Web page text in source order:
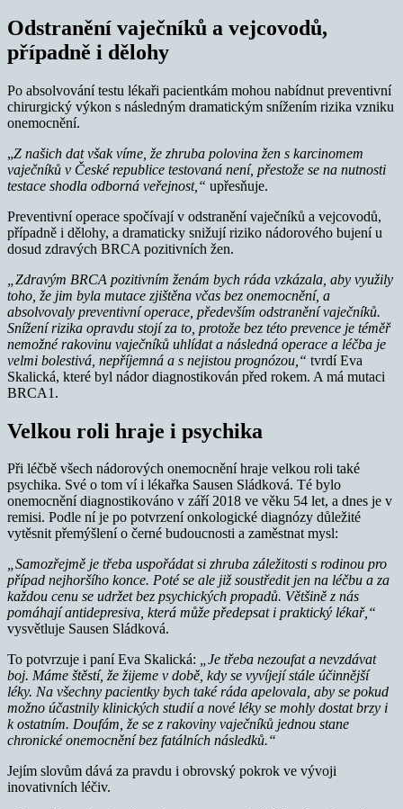
Odstranění vaječníků a vejcovodů,
případně i dělohy
Po absolvování testu lékaři pacientkám mohou nabídnut preventivní
chirurgický výkon s následným dramatickým snížením rizika vzniku
onemocnění.
„Z našich dat však víme, že zhruba polovina žen s karcinomem
vaječníků v České republice testovaná není, přestože se na nutnosti
testace shodla odborná veřejnost,“ upřesňuje.
Preventivní operace spočívají v odstranění vaječníků a vejcovodů,
případně i dělohy, a dramaticky snižují riziko nádorového bujení u
dosud zdravých BRCA pozitivních žen.
„Zdravým BRCA pozitivním ženám bych ráda vzkázala, aby využily
toho, že jim byla mutace zjištěna včas bez onemocnění, a
absolvovaly preventivní operace, především odstranění vaječníků.
Snížení rizika opravdu stojí za to, protože bez této prevence je téměř
nemožné rakovinu vaječníků uhlídat a následná operace a léčba je
velmi bolestivá, nepříjemná a s nejistou prognózou,“ tvrdí Eva
Skalická, které byl nádor diagnostikován před rokem. A má mutaci
BRCA1.
Velkou roli hraje i psychika
Při léčbě všech nádorových onemocnění hraje velkou roli také
psychika. Své o tom ví i lékařka Sausen Sládková. Té bylo
onemocnění diagnostikováno v září 2018 ve věku 54 let, a dnes je v
remisi. Podle ní je po potvrzení onkologické diagnózy důležité
vytěsnit přemýšlení o černé budoucnosti a zaměstnat mysl:
„Samozřejmě je třeba uspořádat si zhruba záležitosti s rodinou pro
případ nejhoršího konce. Poté se ale již soustředit jen na léčbu a za
každou cenu se udržet bez psychických propadů. Většině z nás
pomáhají antidepresiva, která může předepsat i praktický lékař,“
vysvětluje Sausen Sládková.
To potvrzuje i paní Eva Skalická: „Je třeba nezoufat a nevzdávat
boj. Máme štěstí, že žijeme v době, kdy se vyvíjejí stále účinnější
léky. Na všechny pacientky bych také ráda apelovala, aby se pokud
možno účastnily klinických studií a nové léky se mohly dostat brzy i
k ostatním. Doufám, že se z rakoviny vaječníků jednou stane
chronické onemocnění bez fatálních následků.“
Jejím slovům dává za pravdu i obrovský pokrok ve vývoji
inovativních léčiv.